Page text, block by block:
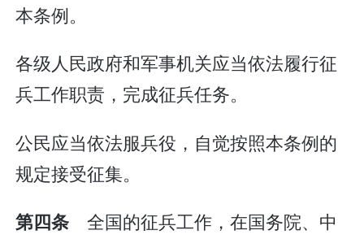
本条例。
各级人民政府和军事机关应当依法履行征
兵工作职责，完成征兵任务。
公民应当依法服兵役，自觉按照本条例的
规定接受征集。
第四条 全国的征兵工作，在国务院、中